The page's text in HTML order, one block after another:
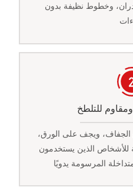
وخطوط نظيفة بدون
للتلطخ
الجفاف، ويجف على الورق،
الذين يستخدمون